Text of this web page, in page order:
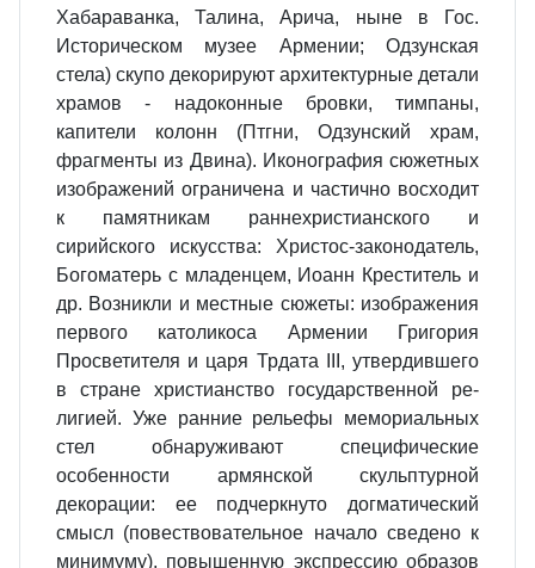
Хабараванка, Талина, Арича, ныне в Гос.
Истори­ческом музее Армении; Одзунская
стела) скупо декорируют архитек­турные детали
храмов - надоконные бровки, тимпаны,
капители колонн (Птгни, Одзунский храм,
фрагменты из Двина). Иконография сюжетных
изображений ограничена и частично восходит
к памятникам раннехри­стианского и
сирийского искусства: Христос-законодатель,
Богоматерь с младенцем, Иоанн Креститель и
др. Возникли и местные сюжеты: изоб­ражения
первого католикоса Арме­нии Григория
Просветителя и царя Трдата III, утвердившего
в стране христианство государственной ре­
лигией. Уже ранние рельефы ме­мориальных
стел обнаруживают специфические
особенности армян­ской скульптурной
декорации: ее подчеркнуто догматический
смысл (повествовательное начало сведено к
минимуму), повышенную экспрес­сию образов